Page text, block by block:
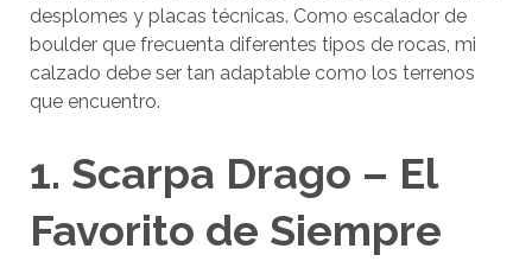
desplomes y placas técnicas. Como escalador de
boulder que frecuenta diferentes tipos de rocas, mi
calzado debe ser tan adaptable como los terrenos
que encuentro.
1. Scarpa Drago – El
Favorito de Siempre